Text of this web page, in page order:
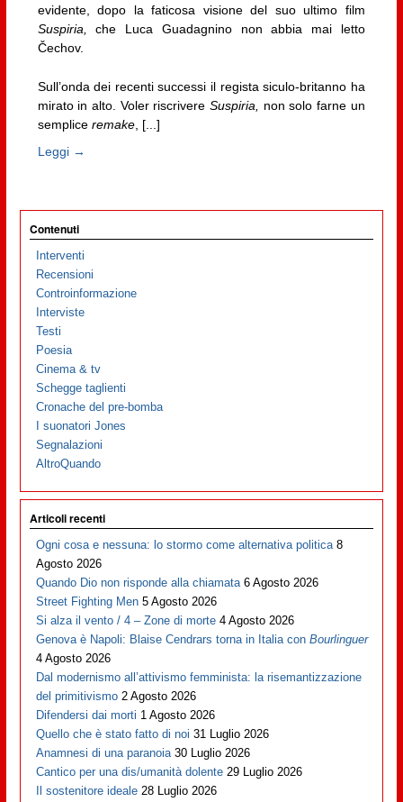
evidente, dopo la faticosa visione del suo ultimo film
Suspiria,
che Luca Guadagnino non abbia mai letto
Čechov.
Sull’onda dei recenti successi il regista siculo-britanno ha
mirato in alto. Voler riscrivereSuspiria, non solo farne un
sempliceremake, [...]
Leggi →
Contenuti
Interventi
Recensioni
Controinformazione
Interviste
Testi
Poesia
Cinema & tv
Schegge taglienti
Cronache del pre-bomba
I suonatori Jones
Segnalazioni
AltroQuando
Articoli recenti
Ogni cosa e nessuna: lo stormo come alternativa politica 8
Agosto 2026
Quando Dio non risponde alla chiamata 6 Agosto 2026
Street Fighting Men 5 Agosto 2026
Si alza il vento / 4 – Zone di morte 4 Agosto 2026
Genova è Napoli: Blaise Cendrars torna in Italia conBourlinguer
4 Agosto 2026
Dal modernismo all’attivismo femminista: la risemantizzazione
del primitivismo 2 Agosto 2026
Difendersi dai morti 1 Agosto 2026
Quello che è stato fatto di noi 31 Luglio 2026
Anamnesi di una paranoia 30 Luglio 2026
Cantico per una dis/umanità dolente 29 Luglio 2026
Il sostenitore ideale 28 Luglio 2026